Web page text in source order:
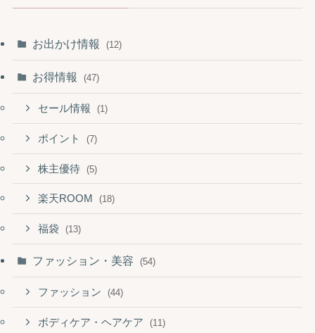
お出かけ情報 (12)
お得情報 (47)
セール情報 (1)
ポイント (7)
株主優待 (5)
楽天ROOM (18)
福袋 (13)
ファッション・美容 (54)
ファッション (44)
ボディケア・ヘアケア (11)